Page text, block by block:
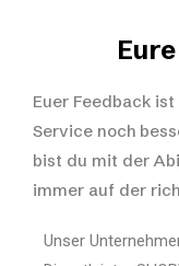
Eure
Euer Feedback
Service noch
bist du mit der
immer auf der
Unser